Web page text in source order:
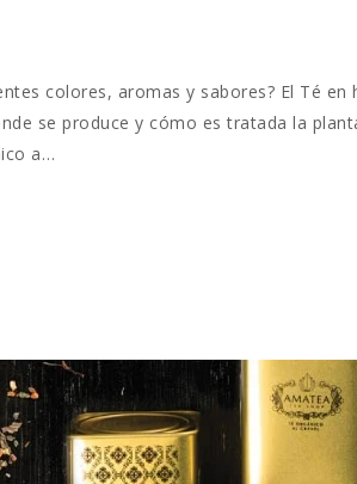
colores, aromas y sabores? El Té
se produce y cómo es tratada la
a…